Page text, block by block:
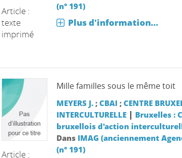
Article :
texte
imprimé
(n° 191)
Plus d'information...
Article :
Mille familles sous le même toit
MEYERS J.; CBAI ; CENTRE
INTERCULTURELLE | Bruxelles :
bruxellois d'action
Dans IMAG (anciennement
(n° 191)